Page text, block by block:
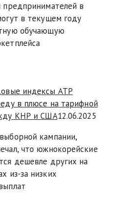
предпринимателей в
в текущем году
обучающую
индексы АТР
в плюсе на тарифной
КНР и США12.06.2025
кампании,
что южнокорейские
дешевле других на
из-за низких